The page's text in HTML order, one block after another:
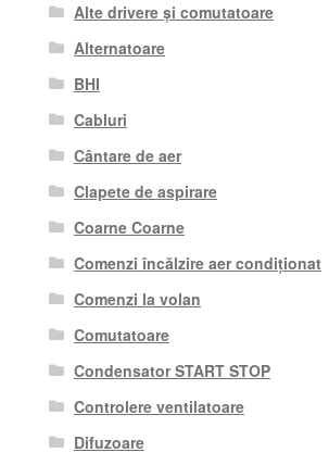
Alte drivere și comutatoare
Alternatoare
BHI
Cabluri
Cântare de aer
Clapete de aspirare
Coarne Coarne
Comenzi încălzire aer condiționat
Comenzi la volan
Comutatoare
Condensator START STOP
Controlere ventilatoare
Difuzoare